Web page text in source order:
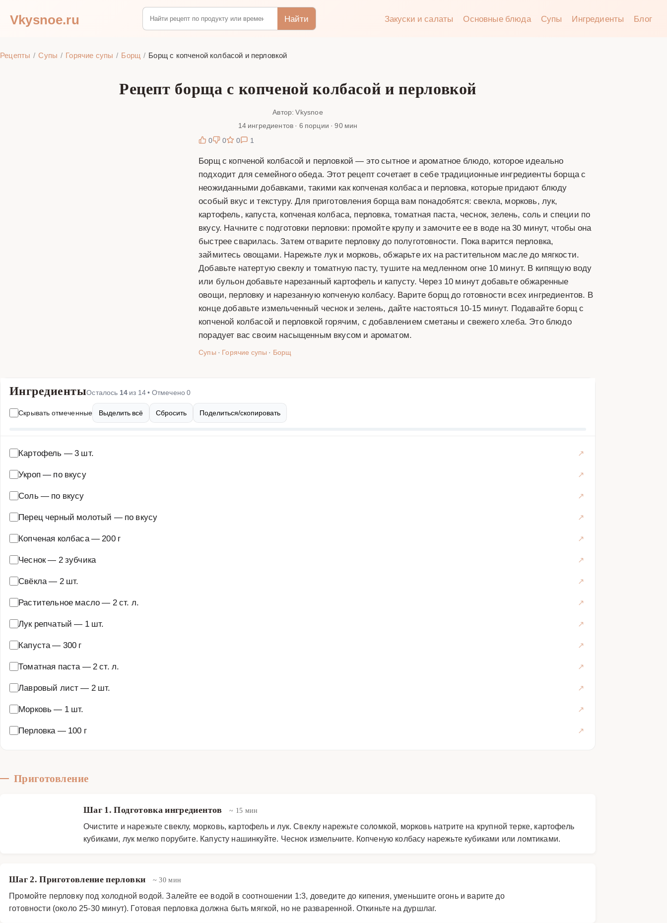
Vkysnoe.ru Найти Закуски и салаты Основные блюда Супы Ингредиенты Блог
Рецепты Супы Горячие супы Борщ Борщ с копченой колбасой и перловкой
Рецепт борща с копченой колбасой и перловкой
Автор: Vkysnoe
14 ингредиентов · 6 порции · 90 мин
0
0 0 1
Борщ с копченой колбасой и перловкой — это сытное и ароматное блюдо, которое идеально
подходит для семейного обеда. Этот рецепт сочетает в себе традиционные ингредиенты борща с
неожиданными добавками, такими как копченая колбаса и перловка, которые придают блюду
особый вкус и текстуру. Для приготовления борща вам понадобятся: свекла, морковь, лук,
картофель, капуста, копченая колбаса, перловка, томатная паста, чеснок, зелень, соль и специи по
вкусу. Начните с подготовки перловки: промойте крупу и замочите ее в воде на 30 минут, чтобы она
быстрее сварилась. Затем отварите перловку до полуготовности. Пока варится перловка,
займитесь овощами. Нарежьте лук и морковь, обжарьте их на растительном масле до мягкости.
Добавьте натертую свеклу и томатную пасту, тушите на медленном огне 10 минут. В кипящую воду
или бульон добавьте нарезанный картофель и капусту. Через 10 минут добавьте обжаренные
овощи, перловку и нарезанную копченую колбасу. Варите борщ до готовности всех ингредиентов. В
конце добавьте измельченный чеснок и зелень, дайте настояться 10-15 минут. Подавайте борщ с
копченой колбасой и перловкой горячим, с добавлением сметаны и свежего хлеба. Это блюдо
порадует вас своим насыщенным вкусом и ароматом.
Супы · Горячие супы · Борщ
ИнгредиентыОсталось 14 из 14• Отмечено0
Скрывать отмеченные Выделить всё Сбросить Поделиться/скопировать
Картофель —3 шт.
Укроп — по вкусу
Соль — по вкусу
Перец черный молотый — по вкусу
Копченая колбаса— 200 г
Чеснок— 2 зубчика
Свёкла— 2 шт.
Растительное масло— 2 ст. л.
Лук репчатый — 1 шт.
Капуста— 300 г
Томатная паста — 2 ст. л.
Лавровый лист— 2 шт.
Морковь — 1 шт.
Перловка — 100 г
Приготовление
Шаг 1. Подготовка ингредиентов ~ 15 мин
Очистите и нарежьте свеклу, морковь, картофель и лук. Свеклу нарежьте соломкой, морковь натрите на крупной терке, картофель
кубиками, лук мелко порубите. Капусту нашинкуйте. Чеснок измельчите. Копченую колбасу нарежьте кубиками или ломтиками.
Шаг 2. Приготовление перловки ~ 30 мин
Промойте перловку под холодной водой. Залейте ее водой в соотношении 1:3, доведите до кипения, уменьшите огонь и варите до
готовности (около 25-30 минут). Готовая перловка должна быть мягкой, но не разваренной. Откиньте на дуршлаг.